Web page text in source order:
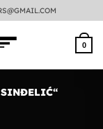
0
SINĐELIĆ“